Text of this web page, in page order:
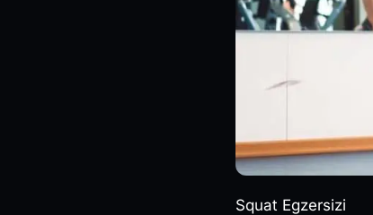
Squat Egzersizi